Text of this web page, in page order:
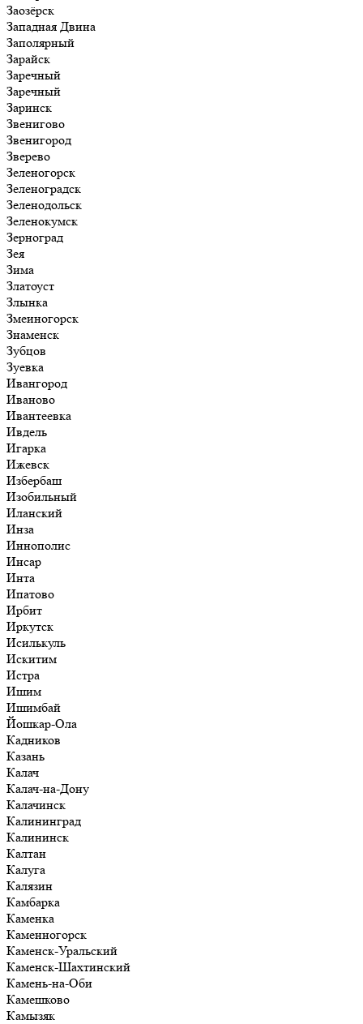
Заозёрск
Западная Двина
Заполярный
Зарайск
Заречный
Заречный
Заринск
Звенигово
Звенигород
Зверево
Зеленогорск
Зеленоградск
Зеленодольск
Зеленокумск
Зерноград
Зея
Зима
Златоуст
Злынка
Змеиногорск
Знаменск
Зубцов
Зуевка
Ивангород
Иваново
Ивантеевка
Ивдель
Игарка
Ижевск
Избербаш
Изобильный
Иланский
Инза
Иннополис
Инсар
Инта
Ипатово
Ирбит
Иркутск
Исилькуль
Искитим
Истра
Ишим
Ишимбай
Йошкар-Ола
Кадников
Казань
Калач
Калач-на-Дону
Калачинск
Калининград
Калининск
Калтан
Калуга
Калязин
Камбарка
Каменка
Каменногорск
Каменск-Уральский
Каменск-Шахтинский
Камень-на-Оби
Камешково
Камызяк